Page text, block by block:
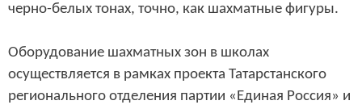
черно-белых тонах, точно, как шахматные фигуры.
Оборудование шахматных зон в школах
осуществляется в рамках проекта Татарстанского
регионального отделения партии «Единая Россия» и